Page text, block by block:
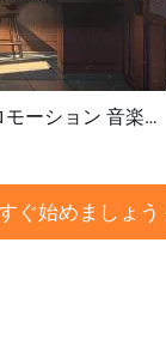
成 aiカフェ コーヒーショップ 開店プロモーション 音楽ビジネス YouTube イントロ
ぐ始めましょう